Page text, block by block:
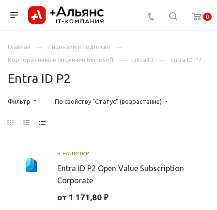
0
Главная
Лицензии и подписки
Корпоративные лицензии Microsoft
Entra ID Entra ID P2
Entra ID P2
Фильтр По свойству "Статус" (возрастание)
В НАЛИЧИИ
Entra ID P2 Open Value Subscription
Corporate
от 1 171,80 ₽